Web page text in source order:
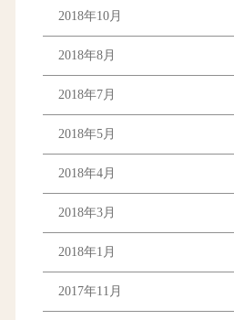
2018年10月
2018年8月
2018年7月
2018年5月
2018年4月
2018年3月
2018年1月
2017年11月